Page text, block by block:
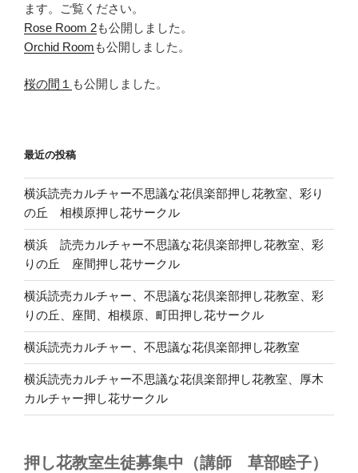
ます。ご覧ください。
Rose Room 2も公開しました。
Orchid Room も公開しました。
桜の間１ も公開しました。
最近の投稿
横浜読売カルチャー不思議な花倶楽部押し花教室、彩り
の丘 相模原押し花サークル
横浜 読売カルチャー不思議な花倶楽部押し花教室、彩
りの丘 座間押し花サークル
横浜読売カルチャー、不思議な花倶楽部押し花教室、彩
りの丘、座間、相模原、町田押し花サークル
横浜読売カルチャー、不思議な花倶楽部押し花教室
横浜読売カルチャー不思議な花倶楽部押し花教室、厚木
カルチャー押し花サークル
押し花教室生徒募集中（講師 草部睦子）